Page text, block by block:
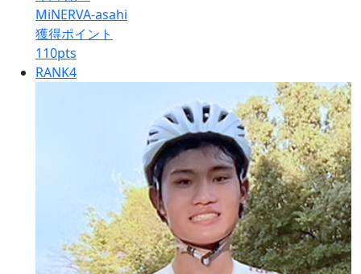
MiNERVA-asahi
獲得ポイント
110pts
RANK4